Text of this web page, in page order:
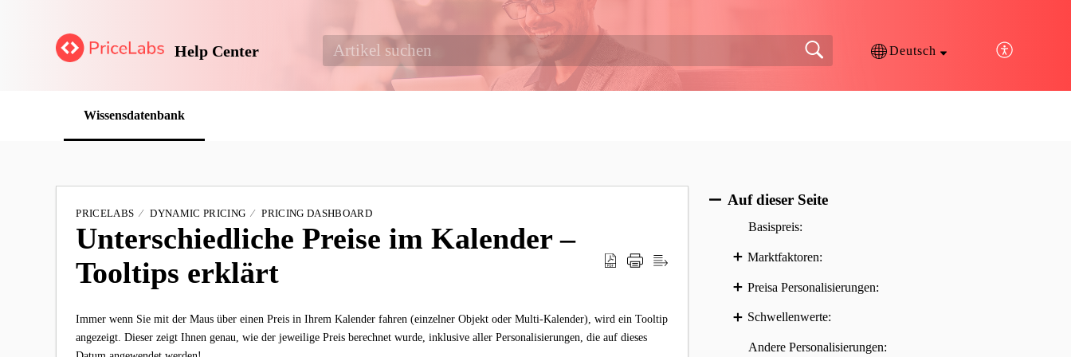
Help Center Deutsch
Wissensdatenbank
PRICELABS DYNAMIC PRICING PRICING DASHBOARD
Unterschiedliche Preise im Kalender –
Tooltips erklärt
Immer wenn Sie mit der Maus über einen Preis in Ihrem Kalender fahren (einzelner Objekt oder Multi-Kalender), wird ein Tooltip
angezeigt. Dieser zeigt Ihnen genau, wie der jeweilige Preis berechnet wurde, inklusive aller Personalisierungen, die auf dieses
Auf dieser Seite
Basispreis:
Marktfaktoren:
Preisa Personalisierungen:
Schwellenwerte:
Andere Personalisierungen: